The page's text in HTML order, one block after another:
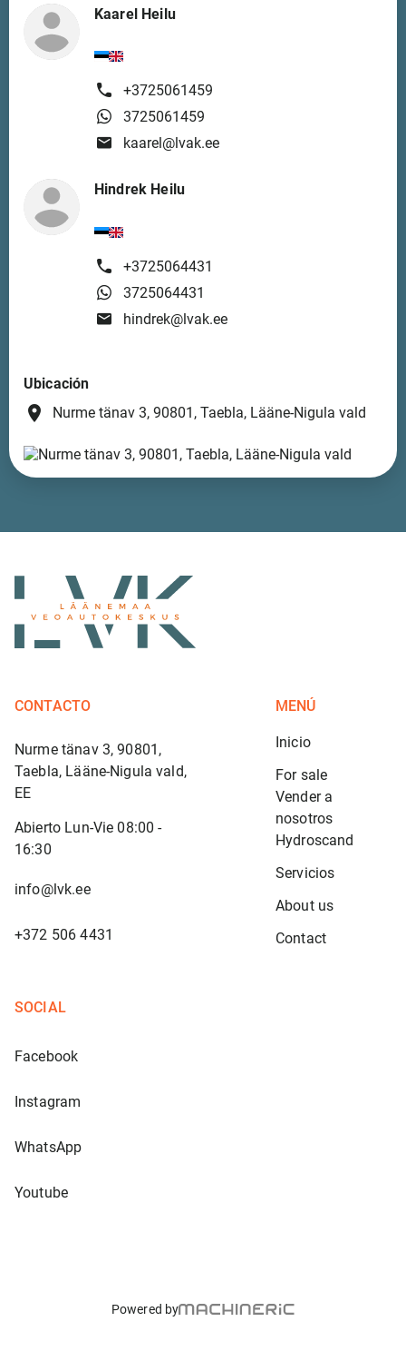
Kaarel Heilu
+3725061459
3725061459
kaarel@lvak.ee
Hindrek Heilu
+3725064431
3725064431
hindrek@lvak.ee
Ubicación
place Nurme tänav 3, 90801, Taebla, Lääne-Nigula vald
CONTACTO
Nurme tänav 3, 90801,
Taebla, Lääne-Nigula vald,
EE
Abierto Lun-Vie 08:00 -
16:30
info@lvk.ee
+372 506 4431
MENÚ
Inicio
For sale
Vender a
nosotros
Hydroscand
Servicios
About us
Contact
SOCIAL
Facebook
Instagram
WhatsApp
Youtube
Powered by